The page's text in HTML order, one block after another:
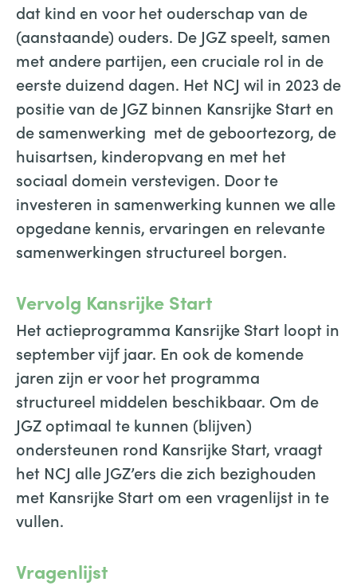
dat kind en voor het ouderschap van de
(aanstaande) ouders. De JGZ speelt, samen
met andere partijen, een cruciale rol in de
eerste duizend dagen. Het NCJ wil in 2023 de
positie van de JGZ binnen Kansrijke Start en
de samenwerking met de geboortezorg, de
huisartsen, kinderopvang en met het
sociaal domein verstevigen. Door te
investeren in samenwerking kunnen we alle
opgedane kennis, ervaringen en relevante
samenwerkingen structureel borgen.
Vervolg Kansrijke Start
Het actieprogramma Kansrijke Start loopt in
september vijf jaar. En ook de komende
jaren zijn er voor het programma
structureel middelen beschikbaar. Om de
JGZ optimaal te kunnen (blijven)
ondersteunen rond Kansrijke Start, vraagt
het NCJ alle JGZ’ers die zich bezighouden
met Kansrijke Start om een vragenlijst in te
vullen.
Vragenlijst